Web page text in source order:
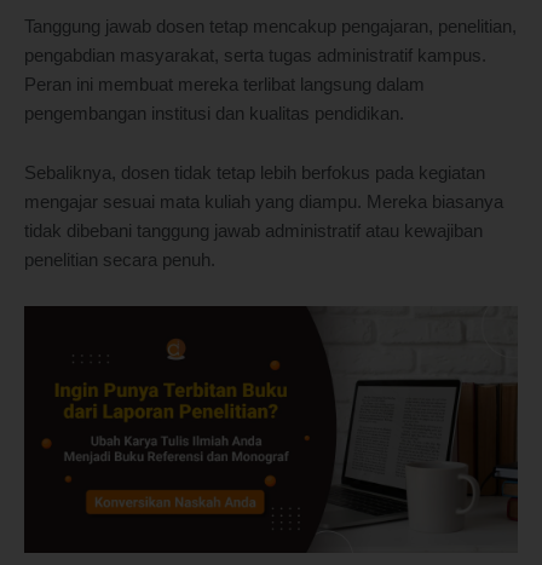
Tanggung jawab dosen tetap mencakup pengajaran, penelitian,
pengabdian masyarakat, serta tugas administratif kampus.
Peran ini membuat mereka terlibat langsung dalam
pengembangan institusi dan kualitas pendidikan.
Sebaliknya, dosen tidak tetap lebih berfokus pada kegiatan
mengajar sesuai mata kuliah yang diampu. Mereka biasanya
tidak dibebani tanggung jawab administratif atau kewajiban
penelitian secara penuh.